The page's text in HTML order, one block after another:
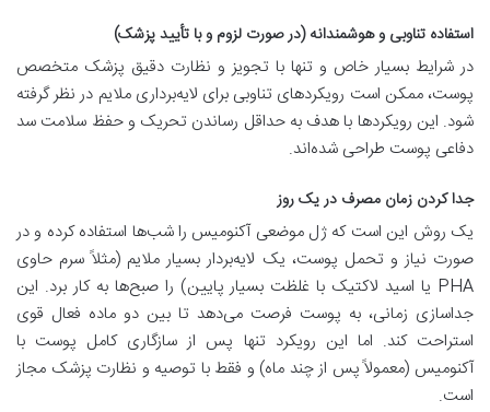
استفاده تناوبی و هوشمندانه (در صورت لزوم و با تأیید پزشک)
در شرایط بسیار خاص و تنها با تجویز و نظارت دقیق پزشک متخصص
پوست، ممکن است رویکردهای تناوبی برای لایه‌برداری ملایم در نظر گرفته
شود. این رویکردها با هدف به حداقل رساندن تحریک و حفظ سلامت سد
دفاعی پوست طراحی شده‌اند.
جدا کردن زمان مصرف در یک روز
یک روش این است که ژل موضعی آکنومیس را شب‌ها استفاده کرده و در
صورت نیاز و تحمل پوست، یک لایه‌بردار بسیار ملایم (مثلاً سرم حاوی
PHA یا اسید لاکتیک با غلظت بسیار پایین) را صبح‌ها به کار برد. این
جداسازی زمانی، به پوست فرصت می‌دهد تا بین دو ماده فعال قوی
استراحت کند. اما این رویکرد تنها پس از سازگاری کامل پوست با
آکنومیس (معمولاً پس از چند ماه) و فقط با توصیه و نظارت پزشک مجاز
است.